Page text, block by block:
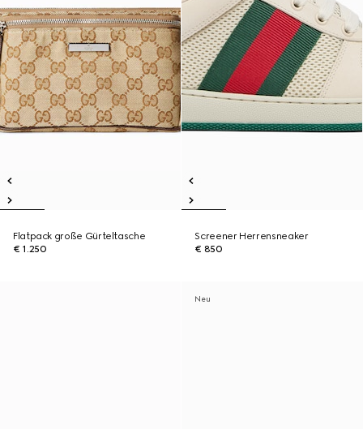
Flatpack große Gürteltasche
€ 1.250
Screener Herrensneaker
€ 850
Neu